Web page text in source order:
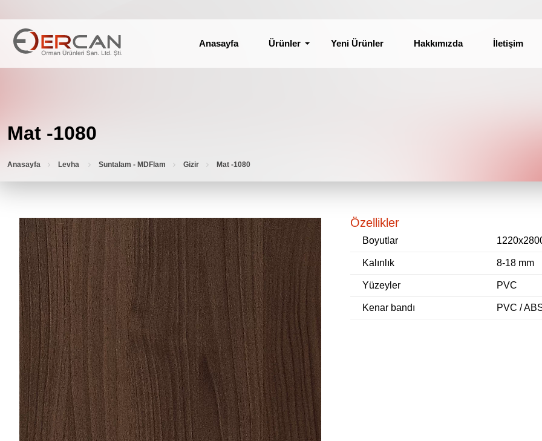
Anasayfa Ürünler Yeni Ürünler Hakkımızda İletişim
Mat -1080
Anasayfa Levha Suntalam - MDFlam Gizir Mat -1080
Özellikler
Boyutlar
Kalınlık 8-18 mm
Yüzeyler PVC
Kenar bandı PVC /